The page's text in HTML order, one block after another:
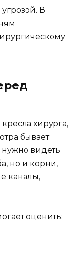
В
хирурга,
бывает
нужно видеть
но и корни,
каналы,
оценить: